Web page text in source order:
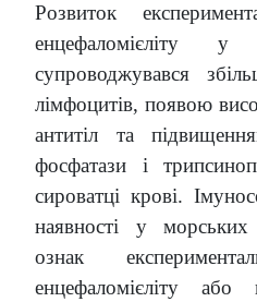
Розвиток
енцефаломієліту
супроводжувався
лімфоцитів, появою
антитіл та
фосфатази і
сироватці крові.
наявності у
ознак
енцефаломієліту